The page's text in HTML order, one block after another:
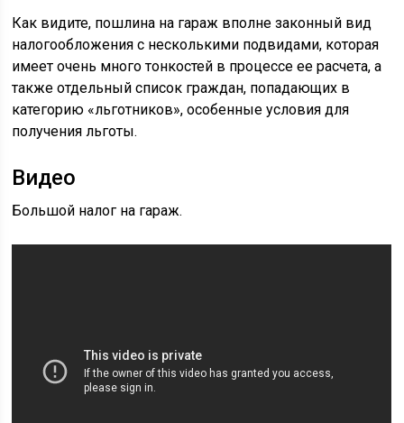
Как видите, пошлина на гараж вполне законный вид
налогообложения с несколькими подвидами, которая
имеет очень много тонкостей в процессе ее расчета, а
также отдельный список граждан, попадающих в
категорию «льготников», особенные условия для
получения льготы.
Видео
Большой налог на гараж.